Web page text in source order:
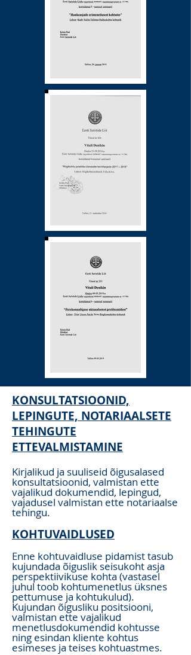
KONSULTATSIOONID,
LEPINGUTE, NOTARIAALSETE
TEHINGUTE
ETTEVALMISTAMINE
Kirjalikud ja suuliseid õigusalased
konsultatsioonid, valmistan ette
vajalikud dokumendid, lepingud,
vajadusel valmistan ette notariaalse
tehingu.
KOHTUVAIDLUSED
Enne kohtuvaidluse pidamist tasub
kujundada õiguslik seisukoht asja
perspektiivikuse kohta (vastasel
juhul toob kohtumenetlus üksnes
pettumuse ja kohtukulud).
Kujundan õigusliku positsiooni,
valmistan ette vajalikud
menetlusdokumendid kohtusse
ning esindan kliente kohtus
esimeses ja teises kohtuastmes.